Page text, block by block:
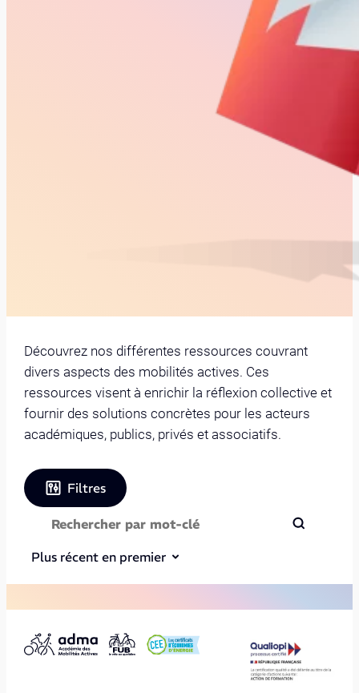
Découvrez nos différentes ressources couvrant
divers aspects des mobilités actives. Ces
ressources visent à enrichir la réflexion collective et
fournir des solutions concrètes pour les acteurs
académiques, publics, privés et associatifs.
Filtres
Plus récent en premier